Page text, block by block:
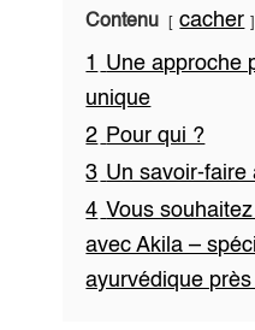
Contenu
cacher
1
Une approche
unique
2 Pour qui ?
3 Un savoir-faire
4 Vous
avec Akila –
ayurvédique